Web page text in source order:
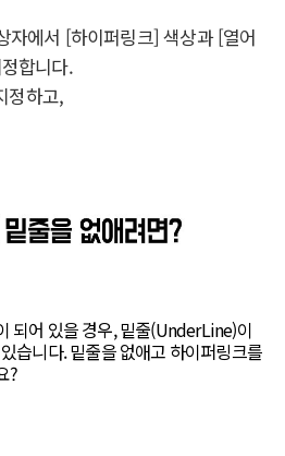
자에서 [하이퍼링크] 색상과 [열어
합니다.
정하고,
되어 있을 경우, 밑줄(UnderLine)이
습니다. 밑줄을 없애고 하이퍼링크를
?